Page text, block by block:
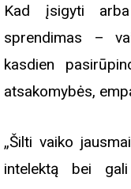
Kad įsigyti
sprendimas –
kasdien
atsakomybės,
„Šilti vaiko
intelektą bei